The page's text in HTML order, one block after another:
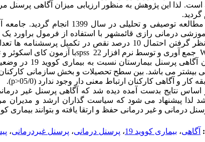
است‌. لذا این پژوهش به منظور ارزیابی میزان آگاهی
این مطالعه توصیفی و تحلیلی
جمع آوری و توسط نرم افزار 22 spssبا آزمون کای اسکوئر و
پرسنل بیمارستان نسبت به بیماری کووید 19 در وضعیت مطلوب و متوسط است (001/0>
بیشتر می باشد. بین سطح تحصیلات و بخش سازمانی کارکنان و
و آگاهی کارکنان ارتباط معنی دار وجود ندارد (05/0<
p
).
لذا پیشنهاد می شود که سیاست گذاران ارشد و مدیران
و غیر درمانی حفظ و ارتقا یافته و بتوانند بیماری کووید 19را بهتر از گذشته تحت کنترل قرار
آگاهی، بیماری کووید 19 ، پرسنل درمانی، پرسنل غیردرمانی،